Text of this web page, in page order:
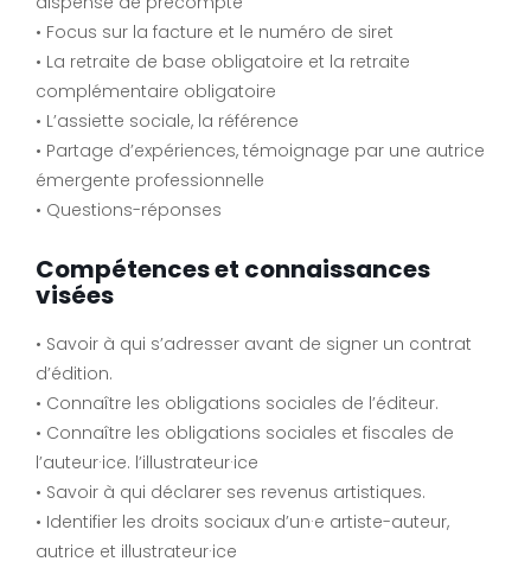
• Focus sur la facture et le numéro de siret
• La retraite de base obligatoire et la retraite
complémentaire obligatoire
• L’assiette sociale, la référence
• Partage d’expériences, témoignage par une autrice
émergente professionnelle
• Questions-réponses
Compétences et connaissances
visées
• Savoir à qui s’adresser avant de signer un contrat
d’édition.
• Connaître les obligations sociales de l’éditeur.
• Connaître les obligations sociales et fiscales de
l’auteur·ice. l’illustrateur·ice
• Savoir à qui déclarer ses revenus artistiques.
• Identifier les droits sociaux d’un·e artiste-auteur,
autrice et illustrateur·ice